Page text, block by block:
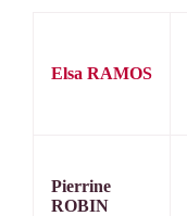
Elsa RAMOS
Pierrine
ROBIN